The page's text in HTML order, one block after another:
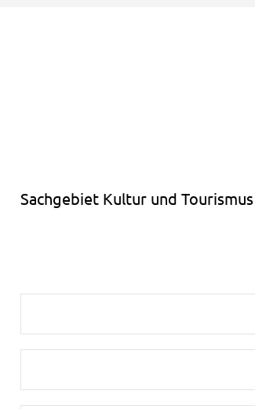
Sachgebiet Kultur und Tourismus